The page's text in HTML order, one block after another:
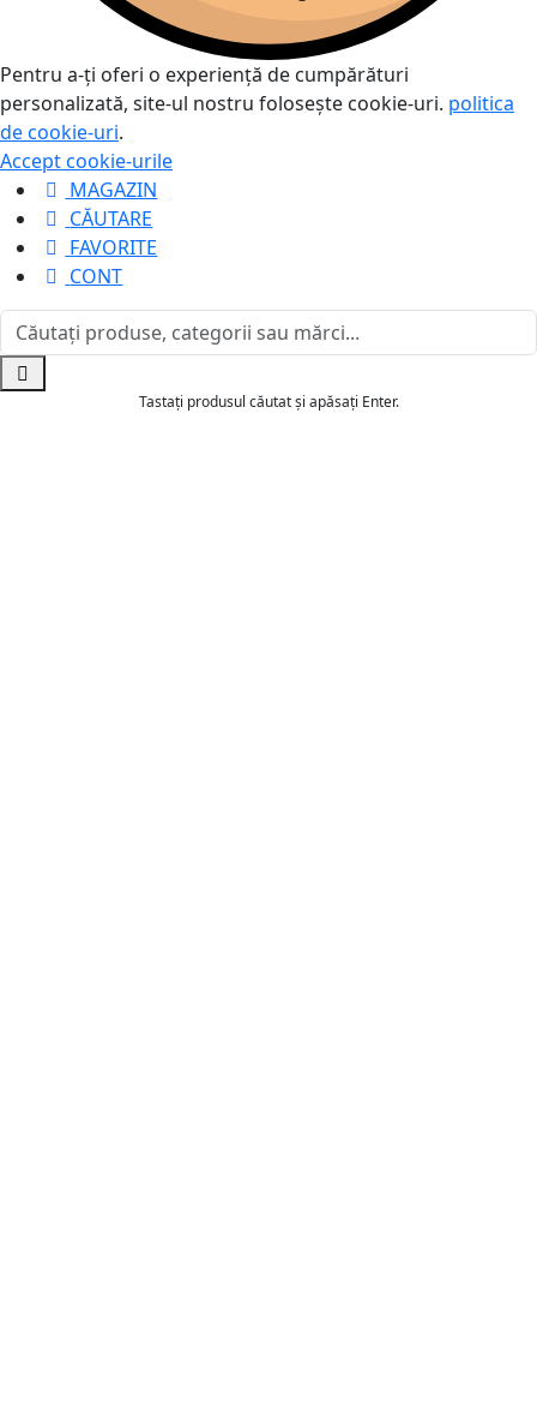
Pentru a-ți oferi o experiență de cumpărături
personalizată, site-ul nostru folosește cookie-uri. politica
de cookie-uri.
Accept cookie-urile
MAGAZIN
CĂUTARE
FAVORITE
CONT
Tastați produsul căutat și apăsați Enter.